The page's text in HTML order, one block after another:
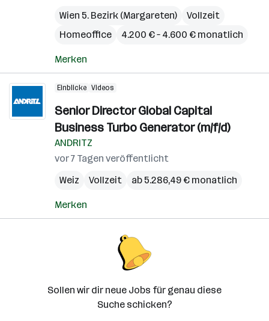
Wien 5. Bezirk (Margareten)
Vollzeit
Homeoffice
4.200 € – 4.600 € monatlich
Merken
Einblicke Videos
Senior Director Global Capital
Business Turbo Generator (m/f/d)
ANDRITZ
vor 7 Tagen veröffentlicht
Weiz
Vollzeit ab 5.286,49 € monatlich
Merken
Sollen wir dir neue Jobs für genau diese
Suche schicken?